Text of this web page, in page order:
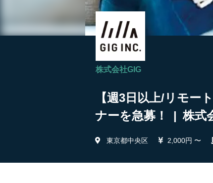
株式会社GIG
【週3日以上/リモー
ナーを急募！ | 株式
東京都中央区 2,000円 〜